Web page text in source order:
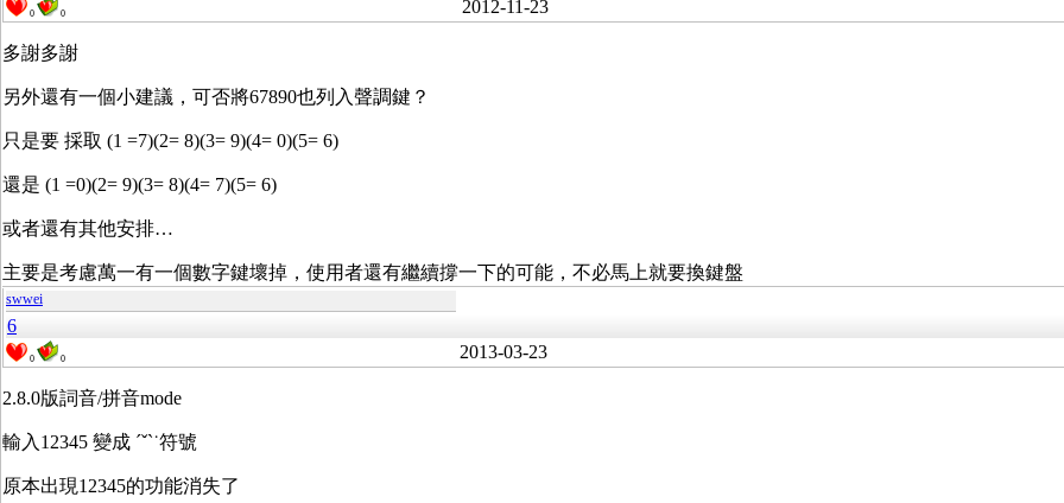
0 0 2012-11-23
多謝多謝
另外還有一個小建議，可否將67890也列入聲調鍵？
只是要 採取 (1 =7)(2= 8)(3= 9)(4= 0)(5= 6)
還是 (1 =0)(2= 9)(3= 8)(4= 7)(5= 6)
或者還有其他安排…
主要是考慮萬一有一個數字鍵壞掉，使用者還有繼續撐一下的可能，不必馬上就要換鍵盤
swwei
6
0 0 2013-03-23
2.8.0版詞音/拼音mode
輸入12345 變成 ˊˇˋ˙符號
原本出現12345的功能消失了